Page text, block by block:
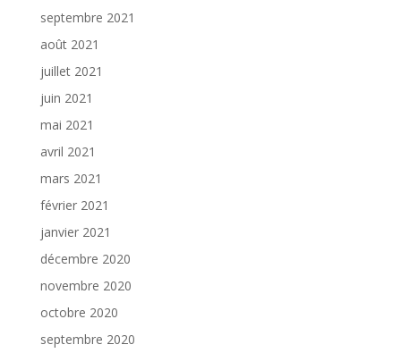
septembre 2021
août 2021
juillet 2021
juin 2021
mai 2021
avril 2021
mars 2021
février 2021
janvier 2021
décembre 2020
novembre 2020
octobre 2020
septembre 2020